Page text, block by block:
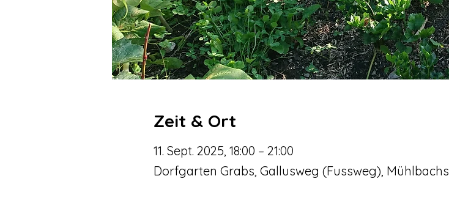
Zeit & Ort
11. Sept. 2025, 18:00 – 21:00
Dorfgarten Grabs, Gallusweg (Fussweg),